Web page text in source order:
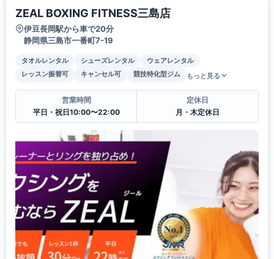
ZEAL BOXING FITNESS三島店
伊豆長岡駅から車で20分
静岡県三島市一番町7-19
タオルレンタル シューズレンタル
ウェアレンタル
レッスン振替可
キャンセル可 競技特化型ジム もっと見る
営業時間
平日・祝日10:00〜22:00
定休日
月・木定休日